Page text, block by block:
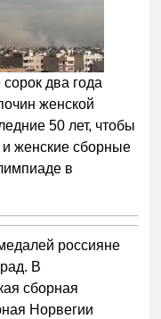
два года
женской
50 лет, чтобы
и женские сборные
в
россияне
В
сборная
Норвегии